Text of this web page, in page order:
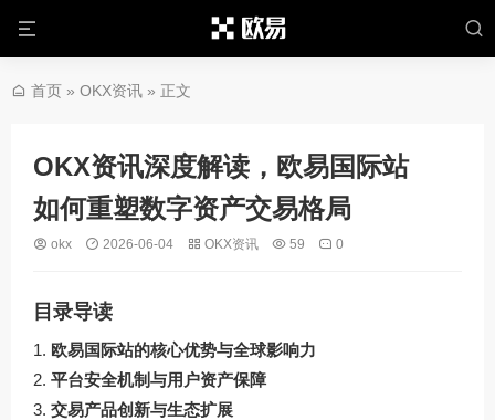
首页 » OKX资讯 » 正文
OKX资讯深度解读，欧易国际站
如何重塑数字资产交易格局
okx 2026-06-04 OKX资讯 59 0
目录导读
欧易国际站的核心优势与全球影响力
平台安全机制与用户资产保障
交易产品创新与生态扩展